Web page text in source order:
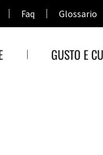
Faq Glossario
GUSTO E